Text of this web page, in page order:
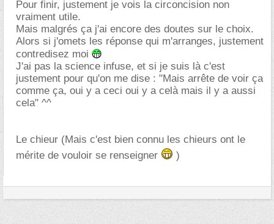
Pour finir, justement je vois la circoncision non
vraiment utile.
Mais malgrés ça j'ai encore des doutes sur le choix.
Alors si j'omets les réponse qui m'arranges, justement
contredisez moi
J'ai pas la science infuse, et si je suis là c'est
justement pour qu'on me dise : "Mais arrête de voir ça
comme ça, oui y a ceci oui y a celà mais il y a aussi
cela" ^^
Le chieur (Mais c'est bien connu les chieurs ont le
mérite de vouloir se renseigner
)